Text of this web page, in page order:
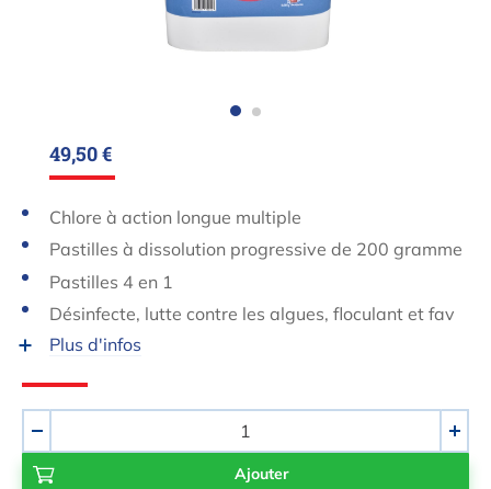
49,50 €
Chlore à action longue multiple
Pastilles à dissolution progressive de 200 gramme
s
Pastilles 4 en 1
Désinfecte, lutte contre les algues, floculant et fav
orise l’eau claire
Plus d'infos
+